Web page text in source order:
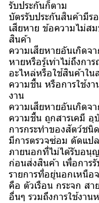
รับประกันก็ตาม
บัตรรับประกันสินค้ามี
เสียหาย ข้อความไม่ส
สินค้า
ความเสียหายอันเกิดจ
หายหรือรู้เท่าไม่ถึงกา
อะไหล่หรือใช้สินค้าใ
ความชื้น หรือการใช้ง
งาน
ความเสียหายอันเกิดจ
ความชื้น ถูกสารเคมี อุ
การกระทำของสัตว์ชนิ
มีการตรวจซ่อม ดัดแป
ภายนอกที่ไม่ได้รับอนุ
ก่อนส่งสินค้า เพื่อการ
รายการที่อยู่นอกเหนือ
คือ ตัวเรือน กระจก ส
อื่นๆ รวมถึงการใช้งาน